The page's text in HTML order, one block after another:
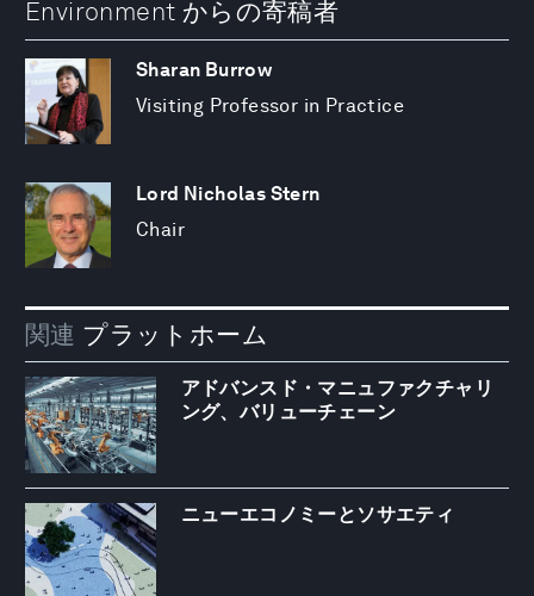
Environment からの寄稿者
Sharan Burrow
Visiting Professor in Practice
Lord Nicholas Stern
Chair
関連 プラットホーム
アドバンスド・マニュファクチャリ
ング、バリューチェーン
ニューエコノミーとソサエティ